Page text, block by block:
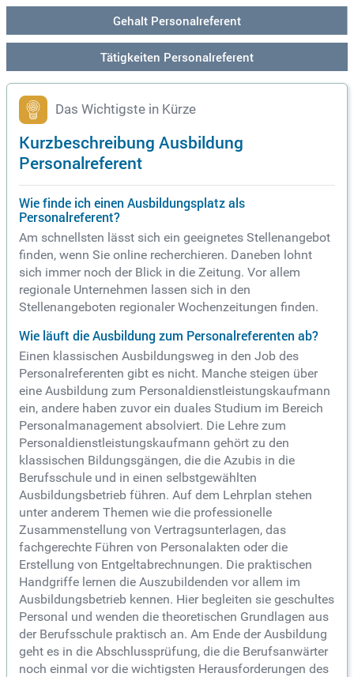
Gehalt Personalreferent
Tätigkeiten Personalreferent
Das Wichtigste in Kürze
Kurzbeschreibung Ausbildung
Personalreferent
Wie finde ich einen Ausbildungsplatz als
Personalreferent?
Am schnellsten lässt sich ein geeignetes Stellenangebot
finden, wenn Sie online recherchieren. Daneben lohnt
sich immer noch der Blick in die Zeitung. Vor allem
regionale Unternehmen lassen sich in den
Stellenangeboten regionaler Wochenzeitungen finden.
Wie läuft die Ausbildung zum Personalreferenten ab?
Einen klassischen Ausbildungsweg in den Job des
Personalreferenten gibt es nicht. Manche steigen über
eine Ausbildung zum Personaldienstleistungskaufmann
ein, andere haben zuvor ein duales Studium im Bereich
Personalmanagement absolviert. Die Lehre zum
Personaldienstleistungskaufmann gehört zu den
klassischen Bildungsgängen, die die Azubis in die
Berufsschule und in einen selbstgewählten
Ausbildungsbetrieb führen. Auf dem Lehrplan stehen
unter anderem Themen wie die professionelle
Zusammenstellung von Vertragsunterlagen, das
fachgerechte Führen von Personalakten oder die
Erstellung von Entgeltabrechnungen. Die praktischen
Handgriffe lernen die Auszubildenden vor allem im
Ausbildungsbetrieb kennen. Hier begleiten sie geschultes
Personal und wenden die theoretischen Grundlagen aus
der Berufsschule praktisch an. Am Ende der Ausbildung
geht es in die Abschlussprüfung, die die Berufsanwärter
noch einmal vor die wichtigsten Herausforderungen des